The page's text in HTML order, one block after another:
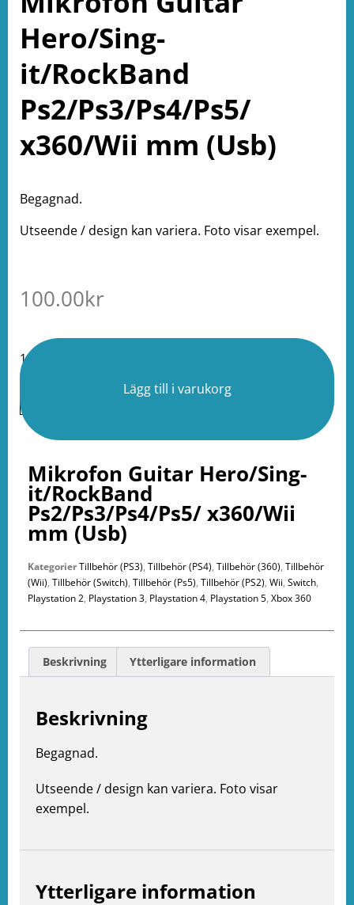
Hero/Sing-
it/RockBand
Ps2/Ps3/Ps4/Ps5/
x360/Wii mm (Usb)
Begagnad.
Utseende / design kan variera. Foto visar exempel.
100.00kr
11 i lager
Lägg till i varukorg
Mikrofon Guitar Hero/Sing-
it/RockBand
Ps2/Ps3/Ps4/Ps5/ x360/Wii
mm (Usb)
KategorierTillbehör (PS3), Tillbehör (PS4), Tillbehör (360), Tillbehör
(Wii), Tillbehör (Switch), Tillbehör (Ps5), Tillbehör (PS2), Wii, Switch,
Playstation 2, Playstation 3, Playstation 4, Playstation 5, Xbox 360
Beskrivning Ytterligare information
Beskrivning
Begagnad.
Utseende / design kan variera. Foto visar
exempel.
Ytterligare information